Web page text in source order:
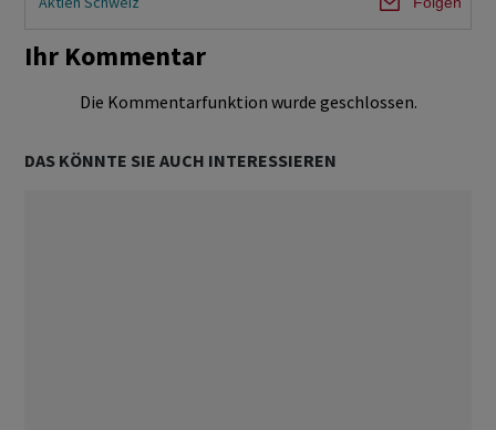
Ihr Kommentar
Die Kommentarfunktion wurde geschlossen.
DAS KÖNNTE SIE AUCH INTERESSIEREN